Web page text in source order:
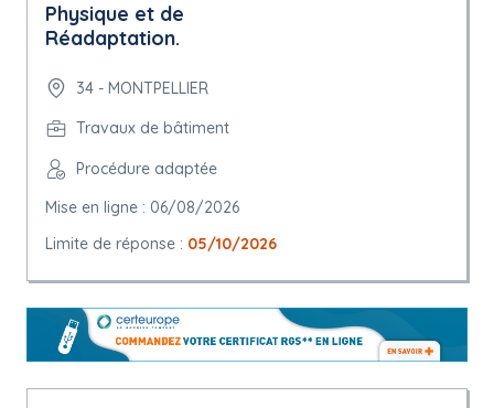
Physique et de
Réadaptation.
34 - MONTPELLIER
Travaux de bâtiment
Procédure adaptée
Mise en ligne : 06/08/2026
Limite de réponse : 05/10/2026